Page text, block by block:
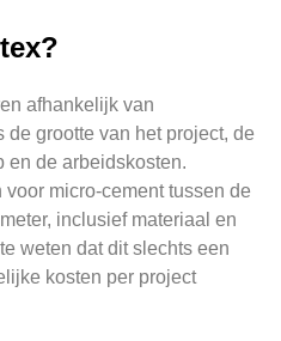
afhankelijk van
grootte van het project, de
en de arbeidskosten.
micro-cement tussen de
inclusief materiaal en
weten dat dit slechts een
kosten per project